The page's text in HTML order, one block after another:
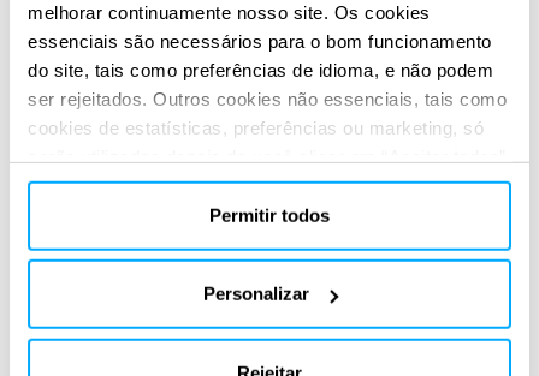
melhorar continuamente nosso site. Os cookies
essenciais são necessários para o bom funcionamento
do site, tais como preferências de idioma, e não podem
ser rejeitados. Outros cookies não essenciais, tais como
cookies de estatísticas, preferências ou marketing, só
Para obter mais informações, leia nossa política de
cookies na seção “Sobre” e na parte inferior do nosso
site.
Permitir todos
Personalizar
Garantir alta disponibilidade e redundância para
operações de missão crítica
Agilize a expansão global com modelos de design
padronizados e repetíveis
ameaças cibernéticas e físicas
Nosso valor agregado